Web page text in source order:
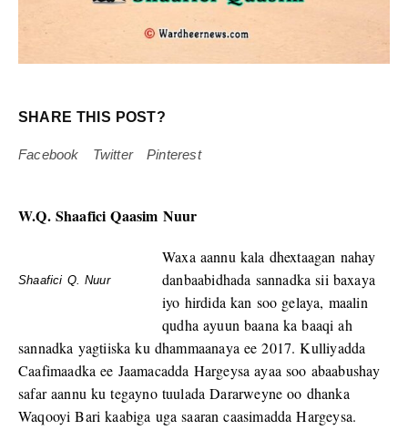
SHARE THIS POST?
Facebook Twitter Pinterest
W.Q. Shaafici Qaasim Nuur
Shaafici Q. Nuur
Waxa aannu kala dhextaagan nahay
danbaabidhada sannadka sii baxaya
iyo hirdida kan soo gelaya, maalin
qudha ayuun baana ka baaqi ah
sannadka yagtiiska ku dhammaanaya ee 2017. Kulliyadda
Caafimaadka ee Jaamacadda Hargeysa ayaa soo abaabushay
safar aannu ku tegayno tuulada Dararweyne oo dhanka
Waqooyi Bari kaabiga uga saaran caasimadda Hargeysa.